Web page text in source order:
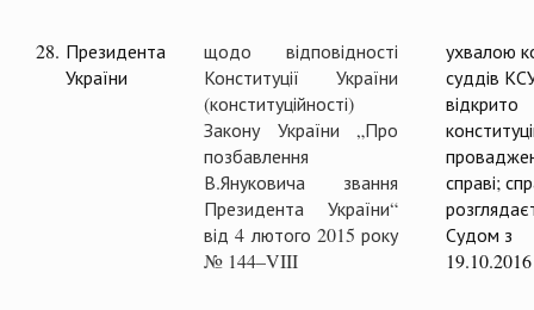
28. Президента
України
щодо відповідності
Конституції України
(конституційності)
Закону України „Про
позбавлення
В.Януковича звання
Президента України“
від 4 лютого 2015 року
№ 144–VIII
ухвалою
суддів
відкрито
справі;
Судом з
19.10.2016